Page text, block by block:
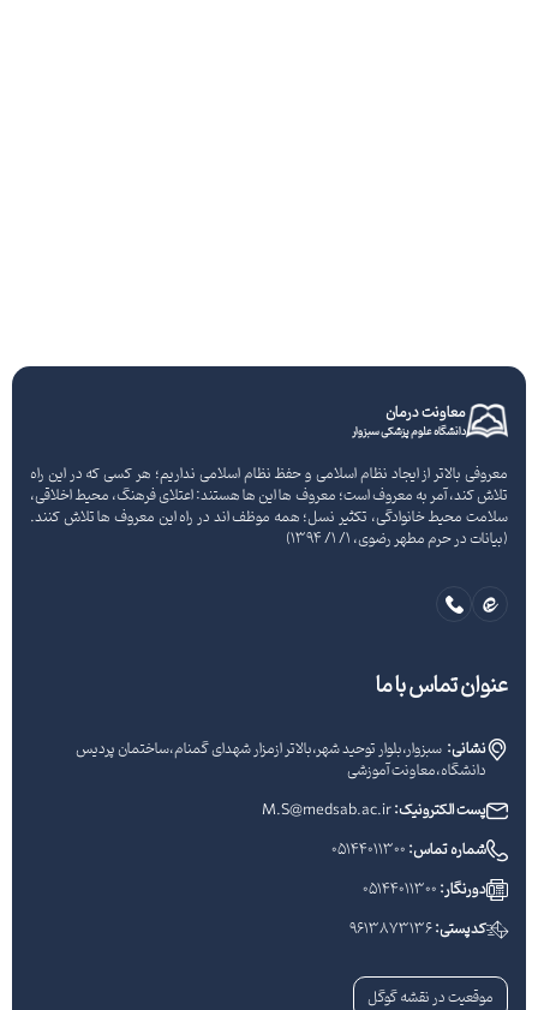
معاونت درمان
دانشگاه علوم پزشکی سبزوار
معروفی بالاتر از ایجاد نظام اسلامی و حفظ نظام اسلامی نداریم؛ هر کسی که در این راه
تلاش کند، آمر به معروف است؛ معروف ها این ها هستند: اعتلای فرهنگ، محیط اخلاقی،
سلامت محیط خانوادگی، تکثیر نسل؛ همه موظف اند در راه این معروف ها تلاش کنند.
(بیانات در حرم مطهر رضوی، 1/ 1/ 1394)
عنوان تماس با ما
نشانی:سبزوار،بلوار توحید شهر،بالاتر ازمزار شهدای گمنام،ساختمان پردیس
دانشگاه،معاونت آموزشی
پست الکترونیک:M.S@medsab.ac.ir
شماره تماس:05144011300
دورنگار:05144011300
کدپستی:9613873136
موقعیت در نقشه گوگل